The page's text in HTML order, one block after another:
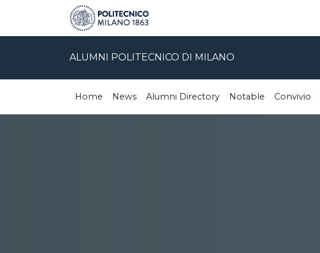
ALUMNI POLITECNICO DI MILANO
Home News Alumni Directory Notable Convivio